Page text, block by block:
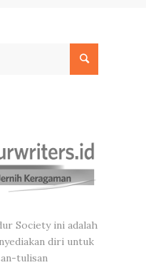
Society ini adalah
diri untuk
tulisan